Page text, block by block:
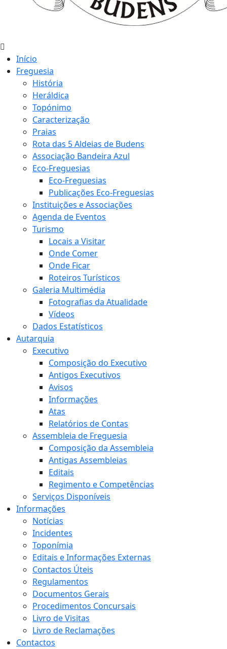
Início
Freguesia
História
Heráldica
Topónimo
Caracterização
Praias
Rota das 5 Aldeias de Budens
Associação Bandeira Azul
Eco-Freguesias
Eco-Freguesias
Publicações Eco-Freguesias
Instituições e Associações
Agenda de Eventos
Turismo
Locais a Visitar
Onde Comer
Onde Ficar
Roteiros Turísticos
Galeria Multimédia
Fotografias da Atualidade
Vídeos
Dados Estatísticos
Autarquia
Executivo
Composição do Executivo
Antigos Executivos
Avisos
Informações
Atas
Relatórios de Contas
Assembleia de Freguesia
Composição da Assembleia
Antigas Assembleias
Editais
Regimento e Competências
Serviços Disponíveis
Informações
Notícias
Incidentes
Toponímia
Editais e Informações Externas
Contactos Úteis
Regulamentos
Documentos Gerais
Procedimentos Concursais
Livro de Visitas
Livro de Reclamações
Contactos